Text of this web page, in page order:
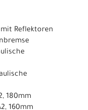
Reflektoren
180mm
160mm